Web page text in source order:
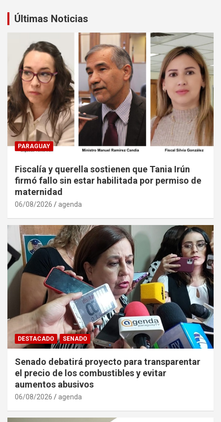
Últimas Noticias
PARAGUAY
Fiscalía y querella sostienen que Tania Irún
firmó fallo sin estar habilitada por permiso de
maternidad
06/08/2026 agenda
DESTACADO SENADO
Senado debatirá proyecto para transparentar
el precio de los combustibles y evitar
aumentos abusivos
06/08/2026 agenda